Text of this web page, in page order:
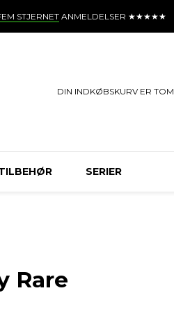
STJERNETANMELDELSER ★★★★★
DIN INDKØBSKURV ER TOM
SERIER
Rare